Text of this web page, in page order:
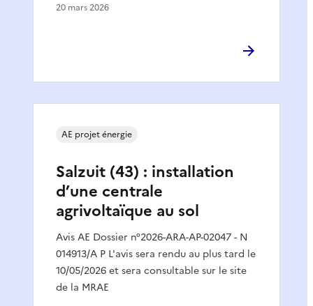
20 mars 2026
Salzuit (43) : installation
d’une centrale
agrivoltaïque au sol
Avis AE Dossier n°2026-ARA-AP-02047 - N
014913/A P L'avis sera rendu au plus tard le
10/05/2026 et sera consultable sur le site
de la MRAE
AE projet énergie